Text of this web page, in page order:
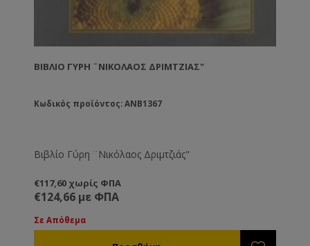
ΒΙΒΛΊΟ ΓΎΡΗ ¨ΝΙΚΌΛΑΟΣ ΔΡΙΜΤΖΙΆΣ"
Κωδικός προϊόντος: ANB1367
Βιβλίο Γύρη ¨Νικόλαος Δριμτζιάς"
€117,60 χωρίς ΦΠΑ
€124,66 με ΦΠΑ
Σε Απόθεμα